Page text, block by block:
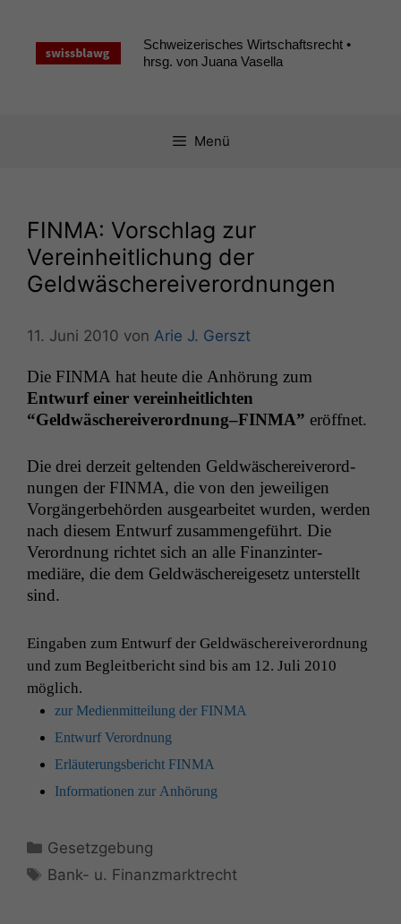
springen
Schweizerisches Wirtschaftsrecht •
hrsg. von Juana Vasella
Menü
FINMA: Vorschlag zur
Vereinheitlichung der
Geldwäschereiverordnungen
11. Juni 2010 von Arie J. Gerszt
Die FINMA hat heute die Anhörung zum
Entwurf ein­er vere­in­heitlicht­en
“Geldwäschereiverordnung–FINMA” eröffnet.
Die drei derzeit gel­tenden Geld­wäschereiverord­
nun­gen der FINMA, die von den jew­eili­gen
Vorgänger­be­hör­den aus­gear­beit­et wur­den, wer­den
nach diesem Entwurf zusam­menge­führt. Die
Verord­nung richtet sich an alle Finanz­in­ter­
mediäre, die dem Geld­wäschereige­setz unter­stellt
sind.
Eingaben zum Entwurf der Geld­wäschereiverord­nung
und zum Begleit­bericht sind bis am 12. Juli 2010
möglich.
zur Medi­en­mit­teilung der FINMA
Entwurf Verord­nung
Erläuterungs­bericht FINMA
Infor­ma­tio­nen zur Anhörung
Kategorien
Gesetzgebung
Schlagwörter
Bank- u. Finanzmarktrecht